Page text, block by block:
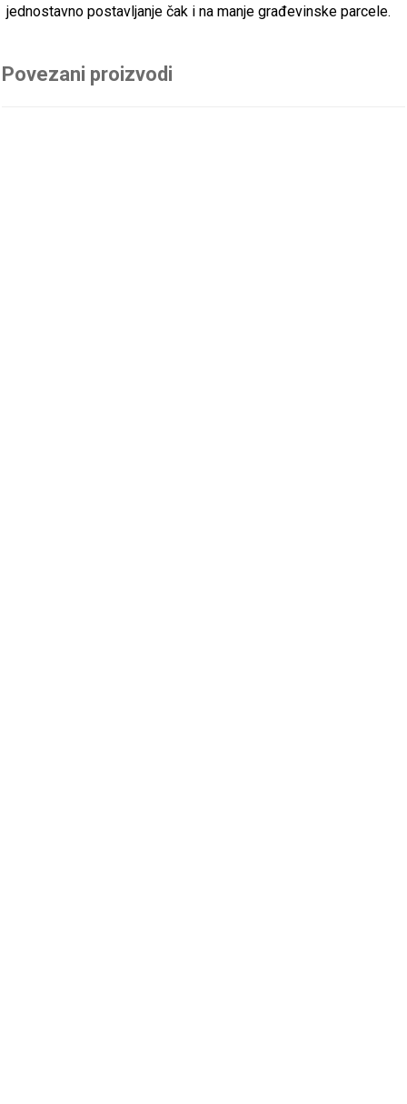
jednostavno postavljanje čak i na manje građevinske parcele.
Povezani proizvodi